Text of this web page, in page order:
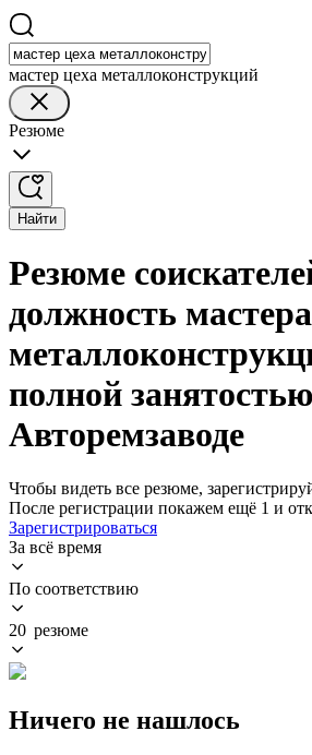
мастер цеха металлоконструкций
Резюме
Найти
Резюме
должность
полной
Авторемзаводе
Чтобы видеть все резюме,
После регистрации покажем ещё 1 и
Зарегистрироваться
За всё время
По соответствию
20 резюме
Ничего не нашлось